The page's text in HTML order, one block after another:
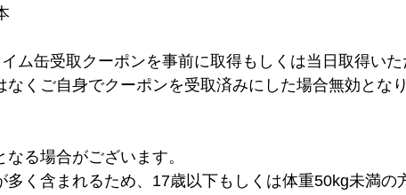
ム缶受取クーポンを事前に取得もしくは当日取得い
なくご自身でクーポンを受取済みにした場合無効とな
る場合がございます。
く含まれるため、17歳以下もしくは体重50kg未満